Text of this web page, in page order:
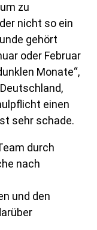
zu
nicht so ein
gehört
oder Februar
Monate“,
einen
sehr schade.
durch
nach
und den